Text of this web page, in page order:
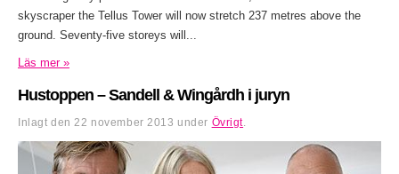
skyscraper the Tellus Tower will now stretch 237 metres above the
ground. Seventy-five storeys will...
Läs mer »
Hustoppen – Sandell & Wingårdh i juryn
Inlagt den22 november 2013 under Övrigt.